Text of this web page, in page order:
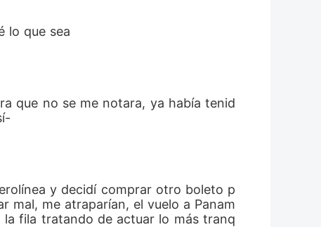
lo que sea
mal, me atraparían, el vuelo a Panam
la fila tratando de actuar lo más tranq